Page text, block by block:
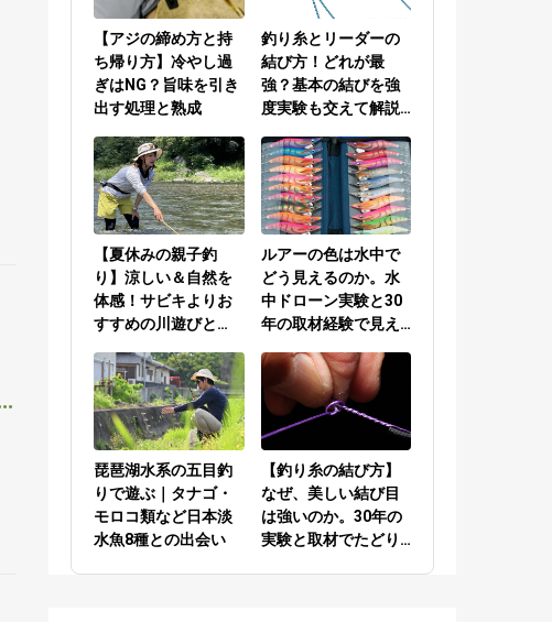
【アジの締め方と持
ち帰り方】冷やし過
ぎはNG？旨味を引き
出す処理と熟成
釣り糸とリーダーの
結び方！どれが最
強？基本の結びを強
度実験も交えて解説
ーの結び方編
【夏休みの親子釣
り】涼しい＆自然を
体感！サビキよりお
すすめの川遊びと
ルアーの色は水中で
どう見えるのか。水
中ドローン実験と30
年の取材経験で見え
琵琶湖水系の五目釣
りで遊ぶ｜タナゴ・
モロコ類など日本淡
水魚8種との出会い
【釣り糸の結び方】
なぜ、美しい結び目
は強いのか。30年の
実験と取材でたどり